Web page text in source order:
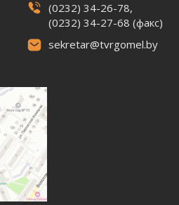
(0232) 34-26-78,
(0232) 34-27-68 (факс)
sekretar@tvrgomel.by